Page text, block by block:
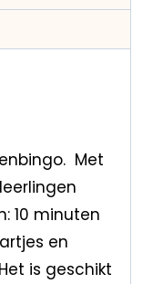
Met
10 minuten
en
is geschikt